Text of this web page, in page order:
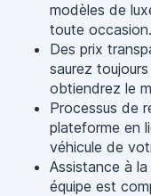
modèles de
toute occasion.
Des prix
saurez
obtiendrez le
Processus de
plateforme en
véhicule de
Assistance à
équipe est